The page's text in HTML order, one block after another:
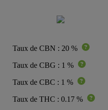
Taux de CBN : 20 %
Taux de CBG : 1 %
Taux de CBC : 1 %
Taux de THC : 0.17 %